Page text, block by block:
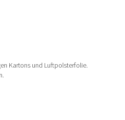
Kartons und Luftpolsterfolie.